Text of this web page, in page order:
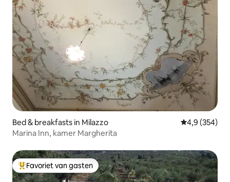
Bed & breakfasts in Milazzo Gemiddelde
4,9 (354)
Marina Inn, kamer Margherita
Topfavoriet van gasten
Favoriet van gasten